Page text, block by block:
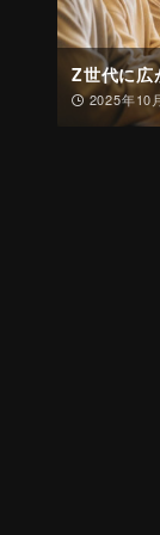
Z世代に広
2025年10